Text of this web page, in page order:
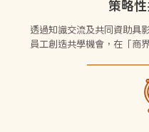
策略
透過知識交流及共同資助具
員工創造共學機會，在「商